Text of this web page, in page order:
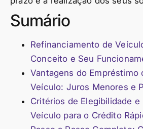
Sumário
Refinanciamento de
Conceito e Seu
Vantagens do Empréstimo
Veículo: Juros Menores e
Critérios de Elegibilidade
Veículo para o Crédito